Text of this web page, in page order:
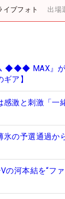
イブフォト 出場
◆◆◆ MAX』が
ア】
激と刺激「一
の予選通過か
河本結を“ファ